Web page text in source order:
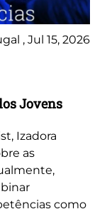
, Jul 15, 2026
Jovens
Izadora
as
como